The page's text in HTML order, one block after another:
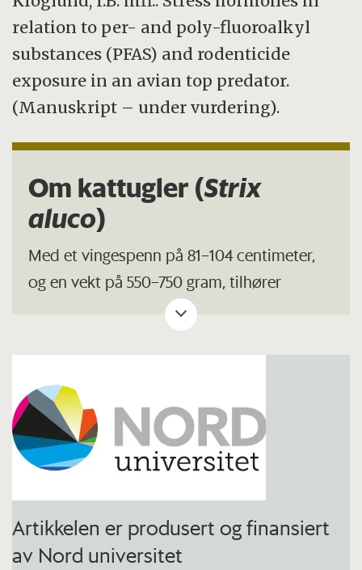
relation to per- and poly-fluoroalkyl
substances (PFAS) and rodenticide
exposure in an avian top predator.
(Manuskript – under vurdering).
Om kattugler (Strix
aluco)
Med et vingespenn på 81–104 centimeter,
og en vekt på 550–750 gram, tilhører
kattugla de middels store uglene i Norge.
Kattugla er nesten utelukkende nattaktiv.
derfor sjelden lagt merke til. I forkant av
hekkesesongen har kattuglene imidlertid
en karakteristisk sang som under gode
Kattugla hekker over hele Europa,
Artikkelen er produsert og finansiert
av Nord universitet